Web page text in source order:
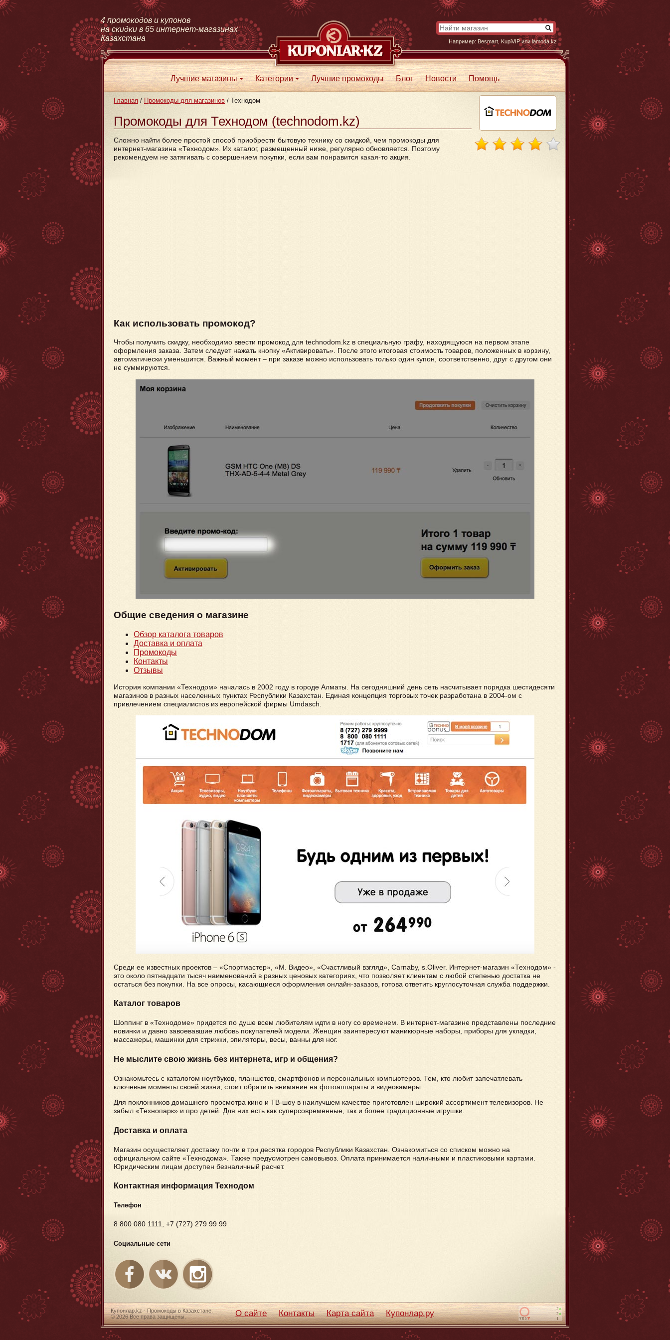
Главная / Промокоды для магазинов / Технодом
Промокоды для Технодом (technodom.kz)
Сложно найти более простой способ приобрести бытовую технику со скидкой, чем промокоды для
интернет-магазина «Технодом». Их каталог, размещенный ниже, регулярно обновляется. Поэтому
рекомендуем не затягивать с совершением покупки, если вам понравится какая-то акция.
Как использовать промокод?
Чтобы получить скидку, необходимо ввести промокод для technodom.kz в специальную графу, находящуюся на первом этапе
оформления заказа. Затем следует нажать кнопку «Активировать». После этого итоговая стоимость товаров, положенных в корзину,
автоматически уменьшится. Важный момент – при заказе можно использовать только один купон, соответственно, друг с другом они
не суммируются.
Общие сведения о магазине
Обзор каталога товаров
Доставка и оплата
Промокоды
Контакты
Отзывы
История компании «Технодом» началась в 2002 году в городе Алматы. На сегодняшний день сеть насчитывает порядка шестидесяти
магазинов в разных населенных пунктах Республики Казахстан. Единая концепция торговых точек разработана в 2004-ом с
привлечением специалистов из европейской фирмы Umdasch.
Среди ее известных проектов – «Спортмастер», «М. Видео», «Счастливый взгляд», Carnaby, s.Oliver. Интернет-магазин «Технодом» -
это около пятнадцати тысяч наименований в разных ценовых категориях, что позволяет клиентам с любой степенью достатка не
остаться без покупки. На все опросы, касающиеся оформления онлайн-заказов, готова ответить круглосуточная служба поддержки.
Каталог товаров
Шоппинг в «Технодоме» придется по душе всем любителям идти в ногу со временем. В интернет-магазине представлены последние
новинки и давно завоевавшие любовь покупателей модели. Женщин заинтересуют маникюрные наборы, приборы для укладки,
массажеры, машинки для стрижки, эпиляторы, весы, ванны для ног.
Не мыслите свою жизнь без интернета, игр и общения?
Ознакомьтесь с каталогом ноутбуков, планшетов, смартфонов и персональных компьютеров. Тем, кто любит запечатлевать
ключевые моменты своей жизни, стоит обратить внимание на фотоаппараты и видеокамеры.
Для поклонников домашнего просмотра кино и ТВ-шоу в наилучшем качестве приготовлен широкий ассортимент телевизоров. Не
забыл «Технопарк» и про детей. Для них есть как суперсовременные, так и более традиционные игрушки.
Доставка и оплата
Магазин осуществляет доставку почти в три десятка городов Республики Казахстан. Ознакомиться со списком можно на
официальном сайте «Технодома». Также предусмотрен самовывоз. Оплата принимается наличными и пластиковыми картами.
Юридическим лицам доступен безналичный расчет.
Контактная информация Технодом
Телефон
8 800 080 1111, +7 (727) 279 99 99
Социальные сети
4 промокодов и купонов
на скидки в 65 интернет-магазинах
Казахстана
Например: Besmart KupiVIPилиlamoda.kz
+
Лучшие магазины
+
Категории Лучшие промокоды Блог Новости Помощь
Купонлар.kz - Промокоды в Казахстане.
© 2026 Все права защищены.
О сайте Контакты Карта сайта Купонлар.ру